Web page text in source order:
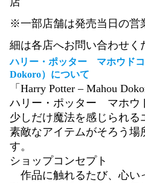
※一部店舗は発売当日の営
細は各店へお問い合わせく
ハリー・ポッター マホウド
Dokoro）について
「Harry Potter – Mahou
ハリー・ポッター マホウ
少しだけ魔法を感じられ
素敵なアイテムがそろう場
す。
ショップコンセプト
作品に触れるたび、心い